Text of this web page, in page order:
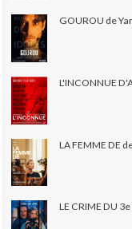
GOUROU de
L'INCONNUE
LA FEMME DE
LE CRIME DU